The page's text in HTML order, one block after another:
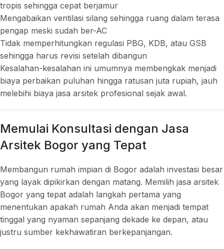
tropis sehingga cepat berjamur
Mengabaikan ventilasi silang sehingga ruang dalam terasa
pengap meski sudah ber-AC
Tidak memperhitungkan regulasi PBG, KDB, atau GSB
sehingga harus revisi setelah dibangun
Kesalahan-kesalahan ini umumnya membengkak menjadi
biaya perbaikan puluhan hingga ratusan juta rupiah, jauh
melebihi biaya jasa arsitek profesional sejak awal.
Memulai Konsultasi dengan Jasa
Arsitek Bogor yang Tepat
Membangun rumah impian di Bogor adalah investasi besar
yang layak dipikirkan dengan matang. Memilih jasa arsitek
Bogor yang tepat adalah langkah pertama yang
menentukan apakah rumah Anda akan menjadi tempat
tinggal yang nyaman sepanjang dekade ke depan, atau
justru sumber kekhawatiran berkepanjangan.